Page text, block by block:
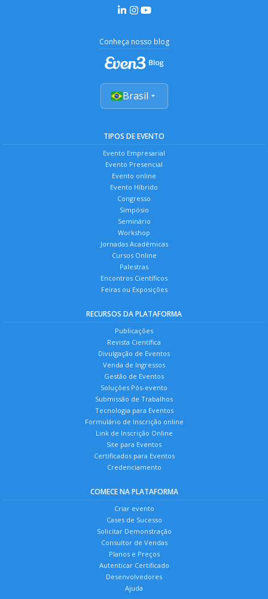
Conheça nosso blog
Brasil
TIPOS DE EVENTO
Evento Empresarial
Evento Presencial
Evento online
Evento Híbrido
Congresso
Simpósio
Seminário
Workshop
Jornadas Acadêmicas
Cursos Online
Palestras
Encontros Científicos
Feiras ou Exposições
RECURSOS DA PLATAFORMA
Publicações
Revista Científica
Divulgação de Eventos
Venda de Ingressos
Gestão de Eventos
Soluções Pós-evento
Submissão de Trabalhos
Tecnologia para Eventos
Formulário de Inscrição online
Link de Inscrição Online
Site para Eventos
Certificados para Eventos
Credenciamento
COMECE NA PLATAFORMA
Criar evento
Cases de Sucesso
Solicitar Demonstração
Consultor de Vendas
Planos e Preços
Autenticar Certificado
Desenvolvedores
Ajuda